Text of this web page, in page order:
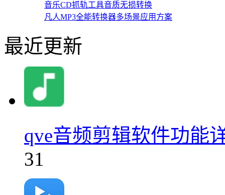
音乐CD抓轨工具音质无损转换
凡人MP3全能转换器多场景应用方案
最近更新
qve音频剪辑软件功能
31